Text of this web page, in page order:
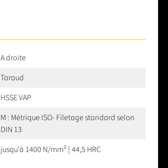
A droite
Taraud
HSSE VAP
M : Métrique ISO- Filetage standard selon
DIN 13
jusqu'à 1400 N/mm² | 44,5 HRC